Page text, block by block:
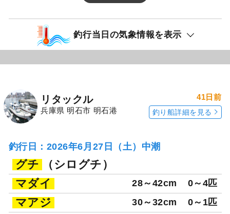
釣行当日の気象情報を表示
リタックル
兵庫県 明石市 明石港
41日前
釣り船詳細を見る
釣行日：2026年6月27日（土）中潮
グチ
（シログチ）
マダイ
28～42cm 0～4匹
マアジ 30～32cm 0～1匹